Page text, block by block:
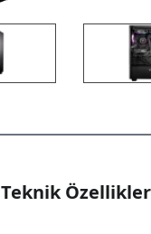
Teknik Özellikler